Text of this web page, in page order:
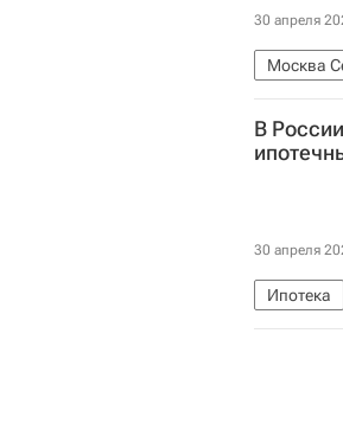
30 апреля
Москва
МОЭК
В
30 апреля
Ипотека